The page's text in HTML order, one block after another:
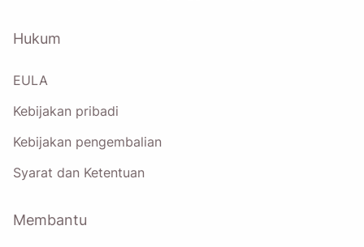
Hukum
EULA
Kebijakan pribadi
Kebijakan pengembalian
Syarat dan Ketentuan
Membantu